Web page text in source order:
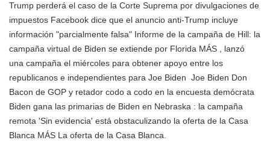
Trump perderá el caso de la Corte Suprema por divulgaciones de
impuestos Facebook dice que el anuncio anti-Trump incluye
información "parcialmente falsa" Informe de la campaña de Hill: la
campaña virtual de Biden se extiende por Florida MÁS
, lanzó
una campaña el miércoles para obtener apoyo entre los
republicanos e independientes para Joe Biden Joe Biden Don
Bacon de GOP y retador codo a codo en la encuesta demócrata
Biden gana las primarias de Biden en Nebraska : la campaña
remota 'Sin evidencia' está obstaculizando la oferta de la Casa
Blanca MÁS La oferta de la Casa Blanca.